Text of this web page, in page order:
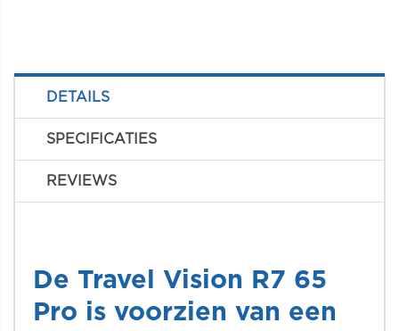
DETAILS
SPECIFICATIES
REVIEWS
De Travel Vision R7 65
Pro is voorzien van een